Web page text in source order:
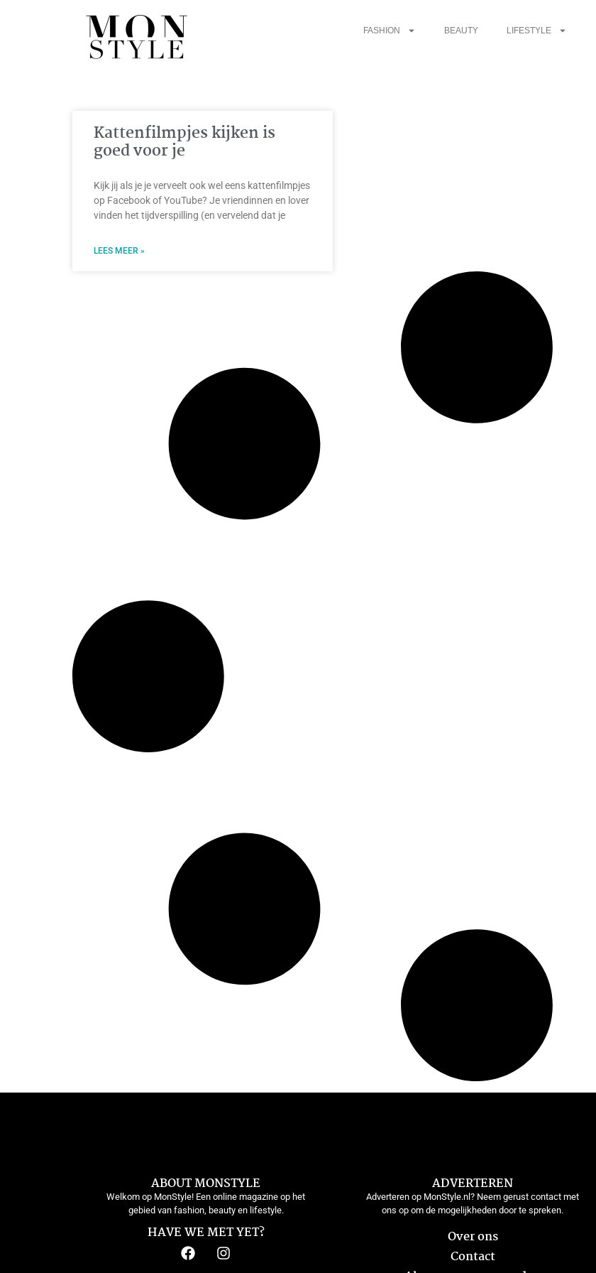
FASHION BEAUTY LIFESTYLE
Kattenfilmpjes kijken is
goed voor je
Kijk jij als je je verveelt ook wel eens kattenfilmpjes
op Facebook of YouTube? Je vriendinnen en lover
vinden het tijdverspilling (en vervelend dat je
LEES MEER »
ABOUT MONSTYLE
Welkom op MonStyle! Een online magazine op het
gebied van fashion, beauty en lifestyle.
HAVE WE MET YET?
ADVERTEREN
Adverteren op MonStyle.nl? Neem gerust contact met
ons op om de mogelijkheden door te spreken.
Over ons
Contact